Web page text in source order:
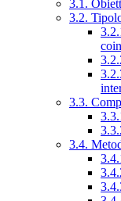
3.1.
3.2.
3.3.
3.4.